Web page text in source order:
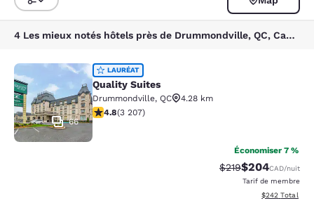
Trier et filtrer
4 Les mieux notés hôtels près de Drummondville, QC, Canada
Quality Suites
66
LAURÉAT
Quality Suites
Drummondville, QC
4.28 km
4.78 étoiles. Exceptionnel. 3207 commentaires
4.8(3 207)
Économiser 7 %
Tarif barré :
$219Tarif réduit :
$204CAD/nuit
Tarif de membre
Afficher les
$242 Total